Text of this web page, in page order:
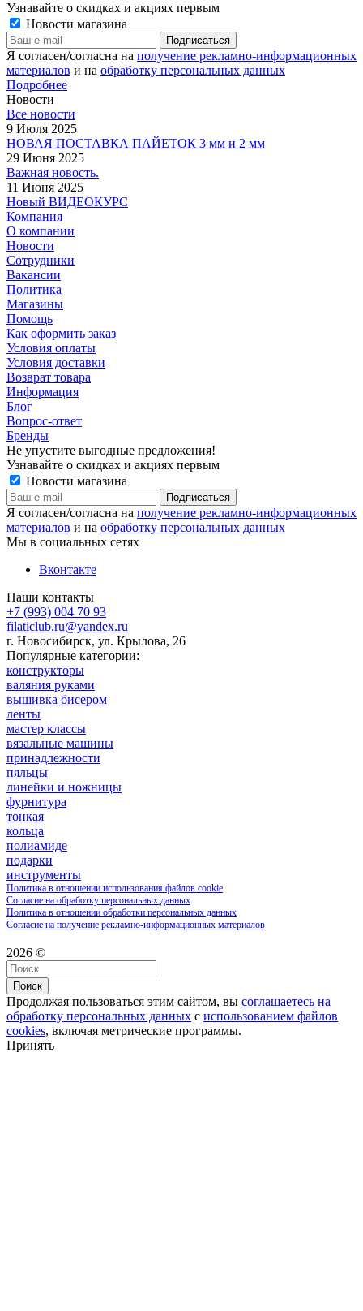
Узнавайте о скидках и акциях первым
Новости магазина
Я согласен/согласна на получение рекламно-информационных
материалов и на обработку персональных данных
Подробнее
Новости
Все новости
9 Июля 2025
НОВАЯ ПОСТАВКА ПАЙЕТОК 3 мм и 2 мм
29 Июня 2025
Важная новость.
11 Июня 2025
Новый ВИДЕОКУРС
Компания
О компании
Новости
Сотрудники
Вакансии
Политика
Магазины
Помощь
Как оформить заказ
Условия оплаты
Условия доставки
Возврат товара
Информация
Блог
Вопрос-ответ
Бренды
Не упустите выгодные предложения!
Узнавайте о скидках и акциях первым
Новости магазина
Я согласен/согласна на получение рекламно-информационных
материалов и на обработку персональных данных
Мы в социальных сетях
Вконтакте
Наши контакты
+7 (993) 004 70 93
filaticlub.ru@yandex.ru
г. Новосибирск, ул. Крылова, 26
Популярные категории:
конструкторы
валяния руками
вышивка бисером
ленты
мастер классы
вязальные машины
принадлежности
пяльцы
линейки и ножницы
фурнитура
тонкая
кольца
полиамиде
подарки
инструменты
Политика в отношении использования файлов cookie
Согласие на обработку персональных данных
Политика в отношении обработки персональных данных
Согласие на получение рекламно-информационных материалов
2026 ©
Поиск
Продолжая пользоваться этим сайтом, вы соглашаетесь на
обработку персональных данных с использованием файлов
cookies, включая метрические программы.
Принять